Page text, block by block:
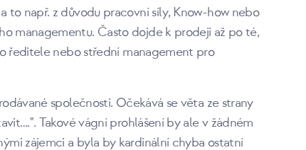
např. z důvodu pracovní síly, Know-how nebo
managementu. Často dojde k prodeji až po té,
ředitele nebo střední management pro
společnosti. Očekává se věta ze strany
Takové vágní prohlášení by ale v žádném
zájemci a byla by kardinální chyba ostatní